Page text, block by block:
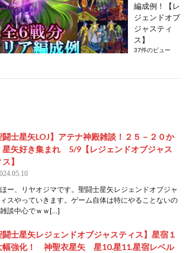
編成例！【レ
ジェンドオブ
ジャスティ
ス】
37件のビュー
闘士星矢LOJ】アテナ神殿雑談！２５－２０か
矢好き集まれ 5/9【レジェンドオブジャス
】
ー、リヤオジマです。聖闘士星矢レジェンドオブジャ
スやっていきます。ゲーム自体は特にやることないの
談中心でｗｗ[…]
闘士星矢レジェンドオブジャスティス】星宿１
幅強化！ 神聖衣星矢 星10.星11.星宿レベル